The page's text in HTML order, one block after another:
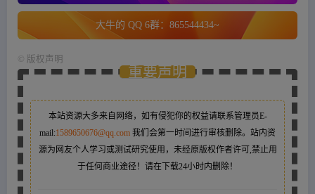
大牛的 QQ 6群：865544434~
版权声明
重要声明
本站资源大多来自网络，如有侵犯你的权益请联系管理员E-
mail:1589650676@qq.com 我们会第一时间进行审核删除。站内资
源为网友个人学习或测试研究使用，未经原版权作者许可,禁止用
于任何商业途径！请在下载24小时内删除！